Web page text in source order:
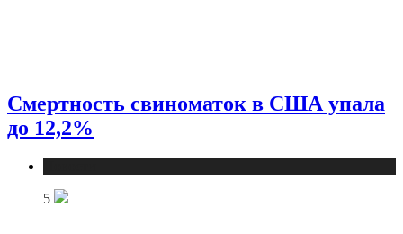
Смертность свиноматок в США упала
до 12,2%
5